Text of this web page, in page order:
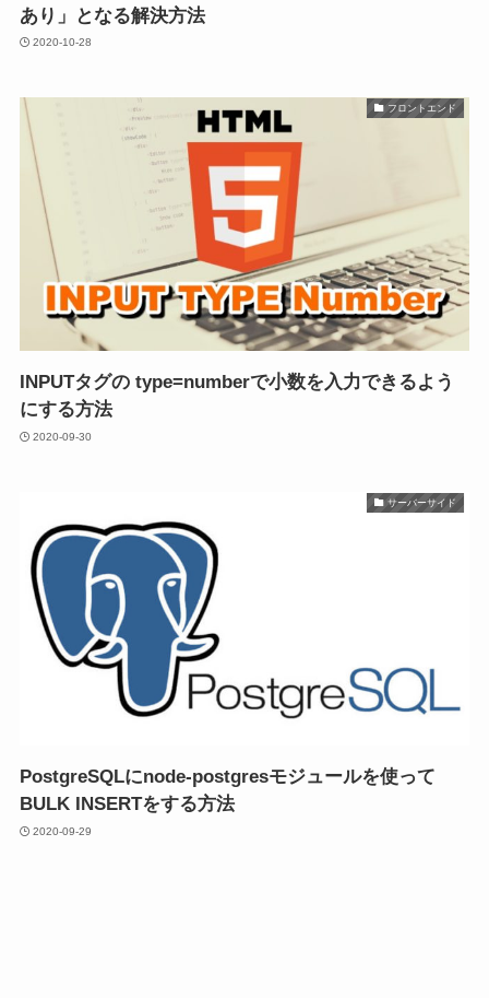
あり」となる解決方法
2020-10-28
フロントエンド
INPUTタグの type=numberで小数を入力できるよう
にする方法
2020-09-30
サーバーサイド
PostgreSQLにnode-postgresモジュールを使って
BULK INSERTをする方法
2020-09-29